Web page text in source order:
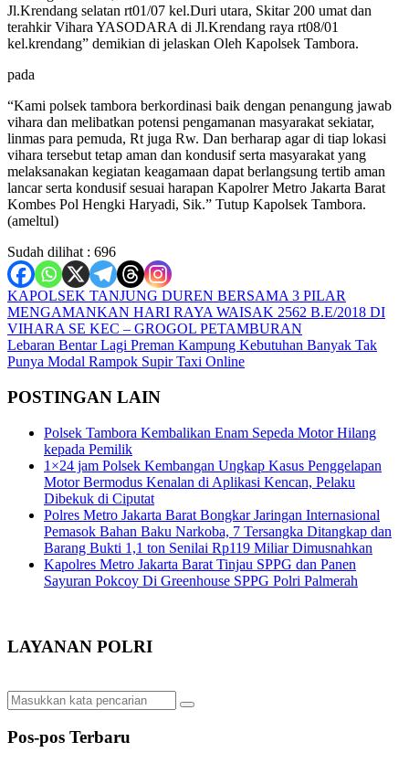
Jl.Krendang selatan rt01/07 kel.Duri utara, Skitar 200 umat dan
terahkir Vihara YASODARA di Jl.Krendang raya rt08/01
kel.krendang” demikian di jelaskan Oleh Kapolsek Tambora.
pada
“Kami polsek tambora berkordinasi baik dengan penangung jawab
vihara dan melibatkan potensi pengamanan masyarakat sekiatar,
linmas para pemuda, Rt juga Rw. Dan berharap agar di tiap lokasi
vihara tersebut tetap aman dan kondusif serta masyarakat yang
melaksanakan kegiatan keagamaan dapat berlangsung tertib aman
lancar serta kondusif sesuai harapan Kapolrer Metro Jakarta Barat
Kombes Pol Hengki Haryadi, Sik.” Tutup Kapolsek Tambora.
(ameltul)
Sudah dilihat : 696
Navigasi
pos
KAPOLSEK TANJUNG DUREN BERSAMA 3 PILAR
MENGAMANKAN HARI RAYA WAISAK 2562 B.E/2018 DI
VIHARA SE KEC – GROGOL PETAMBURAN
Lebaran Bentar Lagi Preman Kampung Kebutuhan Banyak Tak
Punya Modal Rampok Supir Taxi Online
POSTINGAN LAIN
Polsek Tambora Kembalikan Enam Sepeda Motor Hilang
kepada Pemilik
1×24 jam Polsek Kembangan Ungkap Kasus Penggelapan
Motor Bermodus Kenalan di Aplikasi Kencan, Pelaku
Dibekuk di Ciputat
Polres Metro Jakarta Barat Bongkar Jaringan Internasional
Pemasok Bahan Baku Narkoba, 7 Tersangka Ditangkap dan
Barang Bukti 1,1 ton Senilai Rp119 Miliar Dimusnahkan
Kapolres Metro Jakarta Barat Tinjau SPPG dan Panen
Sayuran Pokcoy Di Greenhouse SPPG Polri Palmerah
LAYANAN POLRI
Pos-pos Terbaru